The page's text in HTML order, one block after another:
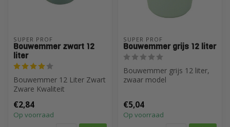
SUPER PROF
Bouwemmer zwart 12
liter
Bouwemmer 12 Liter Zwart
Zware Kwaliteit
€2,84
Op voorraad
SUPER PROF
Bouwemmer grijs 12 liter
Bouwemmer grijs 12 liter,
zwaar model
€5,04
Op voorraad